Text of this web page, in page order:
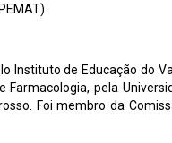
Instituto de Educação do
pela
Foi membro da